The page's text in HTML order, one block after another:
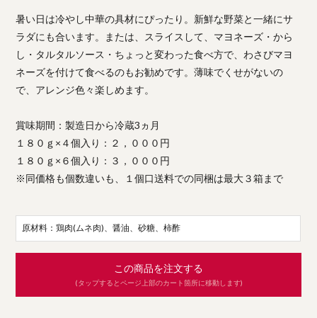
暑い日は冷やし中華の具材にぴったり。新鮮な野菜と一緒にサ
ラダにも合います。または、スライスして、マヨネーズ・から
し・タルタルソース・ちょっと変わった食べ方で、わさびマヨ
ネーズを付けて食べるのもお勧めです。薄味でくせがないの
で、アレンジ色々楽しめます。
賞味期間：製造日から冷蔵3ヵ月
１８０ｇ×４個入り：２，０００円
１８０ｇ×６個入り：３，０００円
※同価格も個数違いも、１個口送料での同梱は最大３箱まで
原材料：鶏肉(ムネ肉)、醤油、砂糖、柿酢
この商品を注文する
(タップするとページ上部のカート箇所に移動します)